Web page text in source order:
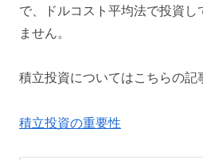
で、ドルコスト平均法で投資し
ません。
積立投資についてはこちらの記
積立投資の重要性